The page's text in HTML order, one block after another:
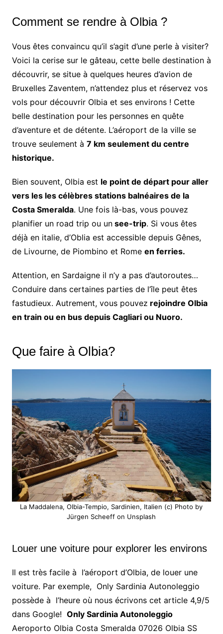
Comment se rendre à Olbia ?
Vous êtes convaincu qu’il s’agit d’une perle à visiter?
Voici la cerise sur le gâteau, cette belle destination à
découvrir, se situe à quelques heures d’avion de
Bruxelles Zaventem, n’attendez plus et réservez vos
vols pour découvrir Olbia et ses environs ! Cette
belle destination pour les personnes en quête
d’aventure et de détente. L’aéroport de la ville se
trouve seulement à 7 km seulement du centre
historique.
Bien souvent, Olbia est le point de départ pour aller
vers les les célèbres stations balnéaires de la
Costa Smeralda. Une fois là-bas, vous pouvez
planifier un road trip ou unsee-trip. Si vous êtes
déjà en italie, d’Oblia est accessible depuis Gênes,
de Livourne, de Piombino et Rome en ferries.
Attention, en Sardaigne il n’y a pas d’autoroutes…
Conduire dans certaines parties de l’île peut êtes
fastudieux. Autrement, vous pouvez rejoindre Olbia
en train ou en bus depuis Cagliari ou Nuoro.
Que faire à Olbia?
La Maddalena, Olbia-Tempio, Sardinien, Italien (c) Photo by
Jürgen Scheeff on Unsplash
Louer une voiture pour explorer les environs
Il est très facile à l’aéroport d’Olbia, de louer une
voiture. Par exemple, Only Sardinia Autonoleggio
possède à l’heure où nous écrivons cet article 4,9/5
dans Google! Only Sardinia Autonoleggio
Aeroporto Olbia Costa Smeralda 07026 Olbia SS